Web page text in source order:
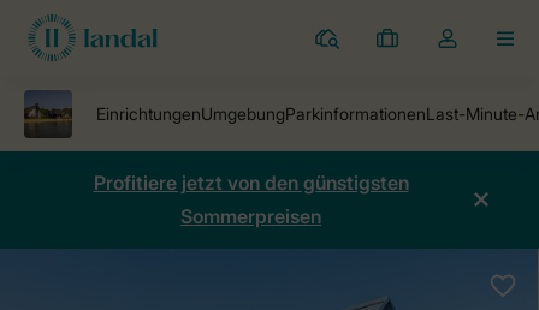
Ferienparks
Meine
Dropdown-
öffnen
Profitiere jetzt von den günstigsten
Sommerpreisen